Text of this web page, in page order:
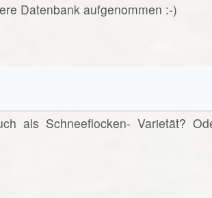
Datenbank aufgenommen :-)
als Schneeflocken- Varietät?